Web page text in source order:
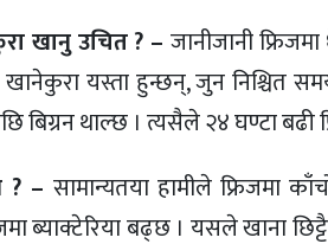
खानु उचित ? – जानीजानी
यस्ता हुन्छन्, जुन निश्चित
बिग्रन थाल्छ । त्यसैले २४ घण्टा
? – सामान्यतया हामीले फ्रिजमा
ब्याक्टेरिया बढ्छ । यसले खाना